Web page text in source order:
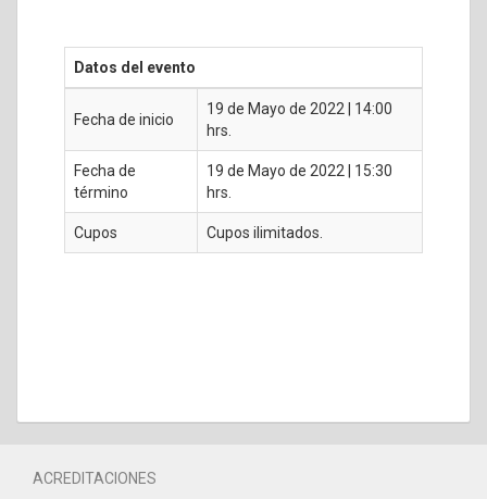
Datos del evento
Fecha de inicio
19 de Mayo de 2022 | 14:00
hrs.
Fecha de
término
19 de Mayo de 2022 | 15:30
hrs.
Cupos Cupos ilimitados.
ACREDITACIONES